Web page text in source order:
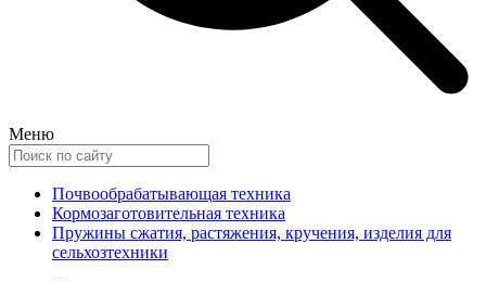
Меню
Почвообрабатывающая техника
Кормозаготовительная техника
Пружины сжатия, растяжения, кручения, изделия для
сельхозтехники